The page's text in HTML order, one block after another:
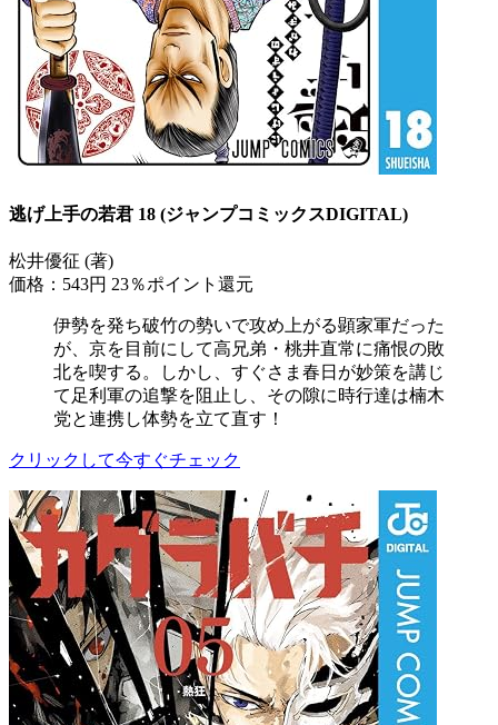
逃げ上手の若君 18 (ジャンプコミックスDIGITAL)
松井優征 (著)
価格：543円 23％ポイント還元
伊勢を発ち破竹の勢いで攻め上がる顕家軍だった
が、京を目前にして高兄弟・桃井直常に痛恨の敗
北を喫する。しかし、すぐさま春日が妙策を講じ
て足利軍の追撃を阻止し、その隙に時行達は楠木
党と連携し体勢を立て直す！
クリックして今すぐチェック